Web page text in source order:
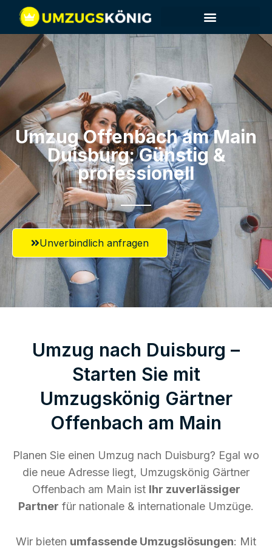
Umzug Offenbach am Main​
Duisburg: Günstig &
professionell​
Unverbindlich anfragen
Umzug nach Duisburg –
Starten Sie mit
Umzugskönig Gärtner
Offenbach am Main
Planen Sie einen Umzug nach Duisburg? Egal wo
die neue Adresse liegt, Umzugskönig Gärtner
Offenbach am Main ist Ihr zuverlässiger
Partner für nationale & internationale Umzüge.
Wir bieten umfassende Umzugslösungen: Mit